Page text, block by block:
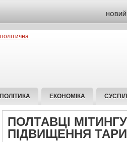
НОВИЙ
ПОЛІТИКА ЕКОНОМІКА
ПОЛТАВЦІ
ПІДВИЩЕННЯ